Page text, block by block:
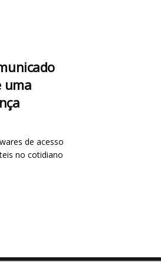
uma
de acesso
no cotidiano